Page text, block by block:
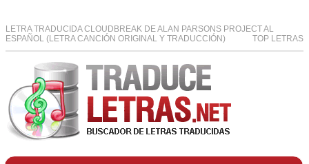
LETRA TRADUCIDA CLOUDBREAK DE ALAN PARSONS PROJECT AL
ESPAÑOL (LETRA CANCIÓN ORIGINAL Y TRADUCCIÓN)
TOP LETRAS